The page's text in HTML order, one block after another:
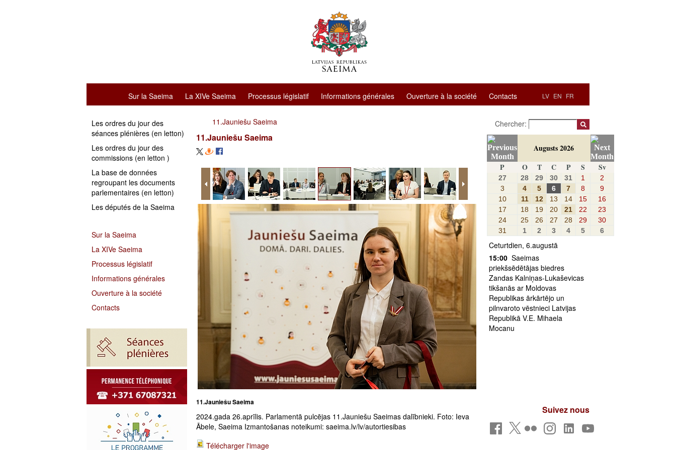
LV EN FR
Sur la Saeima La XIVe Saeima Processus législatif Informations générales Ouverture à la société Contacts
Les ordres du jour des
séances plénières (en letton)
Les ordres du jour des
commissions (en letton )
La base de données
regroupant les documents
parlementaires (en letton)
Les députés de la Saeima
Sur la Saeima
La XIVe Saeima
Processus législatif
Informations générales
Ouverture à la société
Contacts
11.Jauniešu Saeima
11.Jauniešu Saeima
11.Jauniešu Saeima
2024.gada 26.aprīlis. Parlamentā pulcējas 11.Jauniešu Saeimas dalībnieki. Foto: Ieva
Ābele, Saeima Izmantošanas noteikumi: saeima.lv/lv/autortiesibas
Télécharger l'image
Chercher:
Augusts 2026
P
O T C P S Sv
27 28 29 30 31 1
2
3
4 5 6 7 8
9
10
11 12 13 14 15
16
17
18 19 20 21 22
23
24
25 26 27 28 29
30
31
1 2 3 4 5 6
Ceturtdien, 6.augustā
15:00 Saeimas
priekšsēdētājas biedres
Zandas Kalniņas-Lukaševicas
tikšanās ar Moldovas
Republikas ārkārtējo un
pilnvaroto vēstnieci Latvijas
Republikā V.E. Mihaela
Mocanu
Suivez nous